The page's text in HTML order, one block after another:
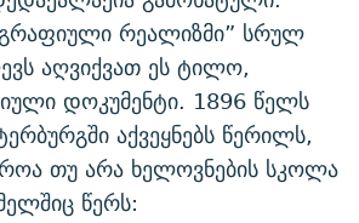
რეალიზმი” სრულ
აღვიქვათ ეს ტილო,
დოკუმენტი. 1896 წელს
აქვეყნებს წერილს,
თუ არა ხელოვნების სკოლა
წერს: